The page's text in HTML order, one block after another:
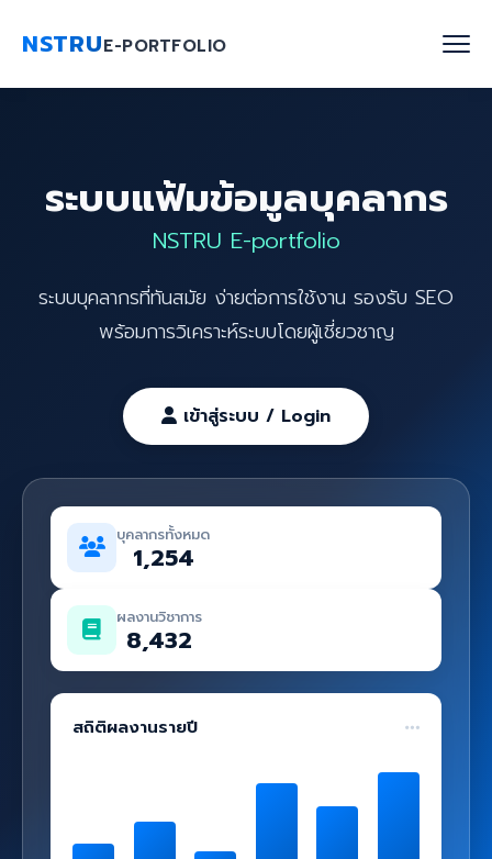
NSTRUE-PORTFOLIO
ค้นหาบุคลากร
งานวิจัย
เกี่ยวกับเรา
ติดต่อเรา
ระบบแฟ้มข้อมูลบุคลากร
NSTRU E-portfolio
ระบบบุคลากรที่ทันสมัย ง่ายต่อการใช้งาน รองรับ SEO
พร้อมการวิเคราะห์ระบบโดยผู้เชี่ยวชาญ
เข้าสู่ระบบ / Login
บุคลากรทั้งหมด
1,254
ผลงานวิชาการ
8,432
สถิติผลงานรายปี